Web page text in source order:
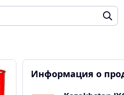
Информация о